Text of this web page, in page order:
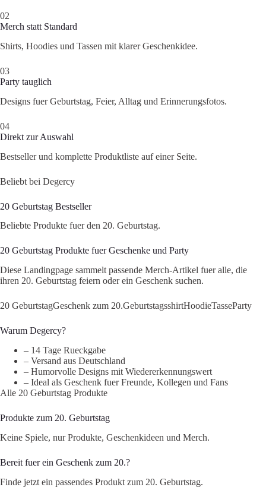
02
Merch statt Standard
Shirts, Hoodies und Tassen mit klarer Geschenkidee.
03
Party tauglich
Designs fuer Geburtstag, Feier, Alltag und Erinnerungsfotos.
04
Direkt zur Auswahl
Bestseller und komplette Produktliste auf einer Seite.
Beliebt bei Degercy
20 Geburtstag Bestseller
Beliebte Produkte fuer den 20. Geburtstag.
20 Geburtstag Produkte fuer Geschenke und Party
Diese Landingpage sammelt passende Merch-Artikel fuer alle, die
ihren 20. Geburtstag feiern oder ein Geschenk suchen.
20 GeburtstagGeschenk zum 20.GeburtstagsshirtHoodieTasseParty
Warum Degercy?
– 14 Tage Rueckgabe
– Versand aus Deutschland
– Humorvolle Designs mit Wiedererkennungswert
– Ideal als Geschenk fuer Freunde, Kollegen und Fans
Alle 20 Geburtstag Produkte
Produkte zum 20. Geburtstag
Keine Spiele, nur Produkte, Geschenkideen und Merch.
Bereit fuer ein Geschenk zum 20.?
Finde jetzt ein passendes Produkt zum 20. Geburtstag.